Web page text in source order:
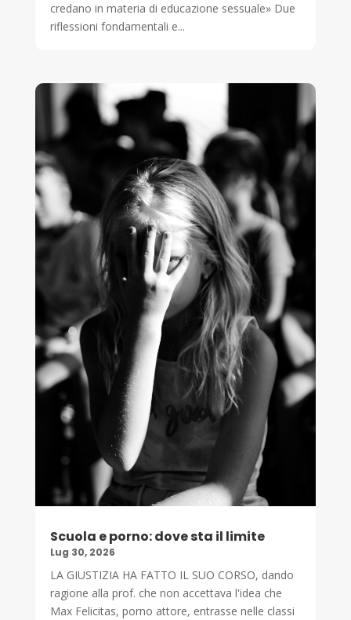
credano in materia di educazione sessuale» Due
riflessioni fondamentali e...
Scuola e porno: dove sta il limite
Lug 30, 2026
LA GIUSTIZIA HA FATTO IL SUO CORSO, dando
ragione alla prof. che non accettava l'idea che
Max Felicitas, porno attore, entrasse nelle classi